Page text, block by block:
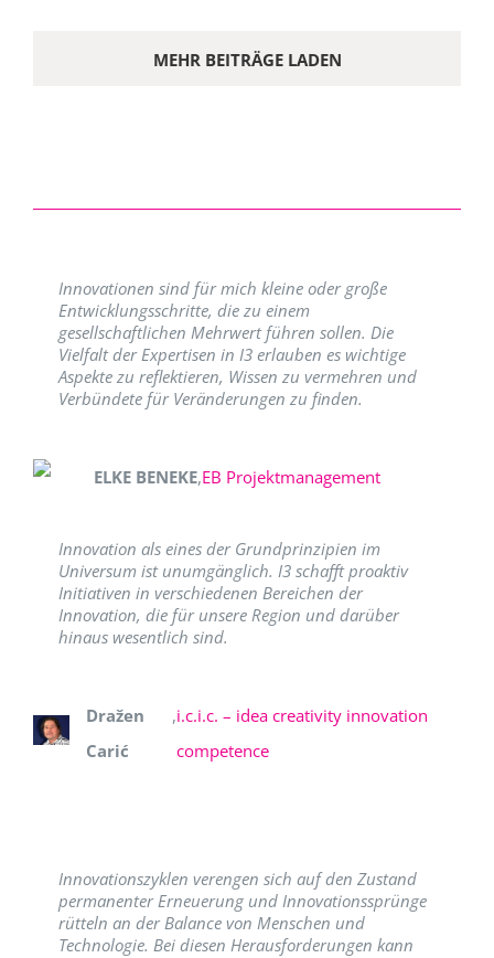
MEHR BEITRÄGE LADEN
Innovationen sind für mich kleine oder große
Entwicklungsschritte, die zu einem
gesellschaftlichen Mehrwert führen sollen. Die
Vielfalt der Expertisen in I3 erlauben es wichtige
Aspekte zu reflektieren, Wissen zu vermehren und
Verbündete für Veränderungen zu finden.
ELKE BENEKE,EB Projektmanagement
Innovation als eines der Grundprinzipien im
Universum ist unumgänglich. I3 schafft proaktiv
Initiativen in verschiedenen Bereichen der
Innovation, die für unsere Region und darüber
hinaus wesentlich sind.
Dražen
Carić
,i.c.i.c. – idea creativity innovation
competence
Innovationszyklen verengen sich auf den Zustand
permanenter Erneuerung und Innovationssprünge
rütteln an der Balance von Menschen und
Technologie. Bei diesen Herausforderungen kann